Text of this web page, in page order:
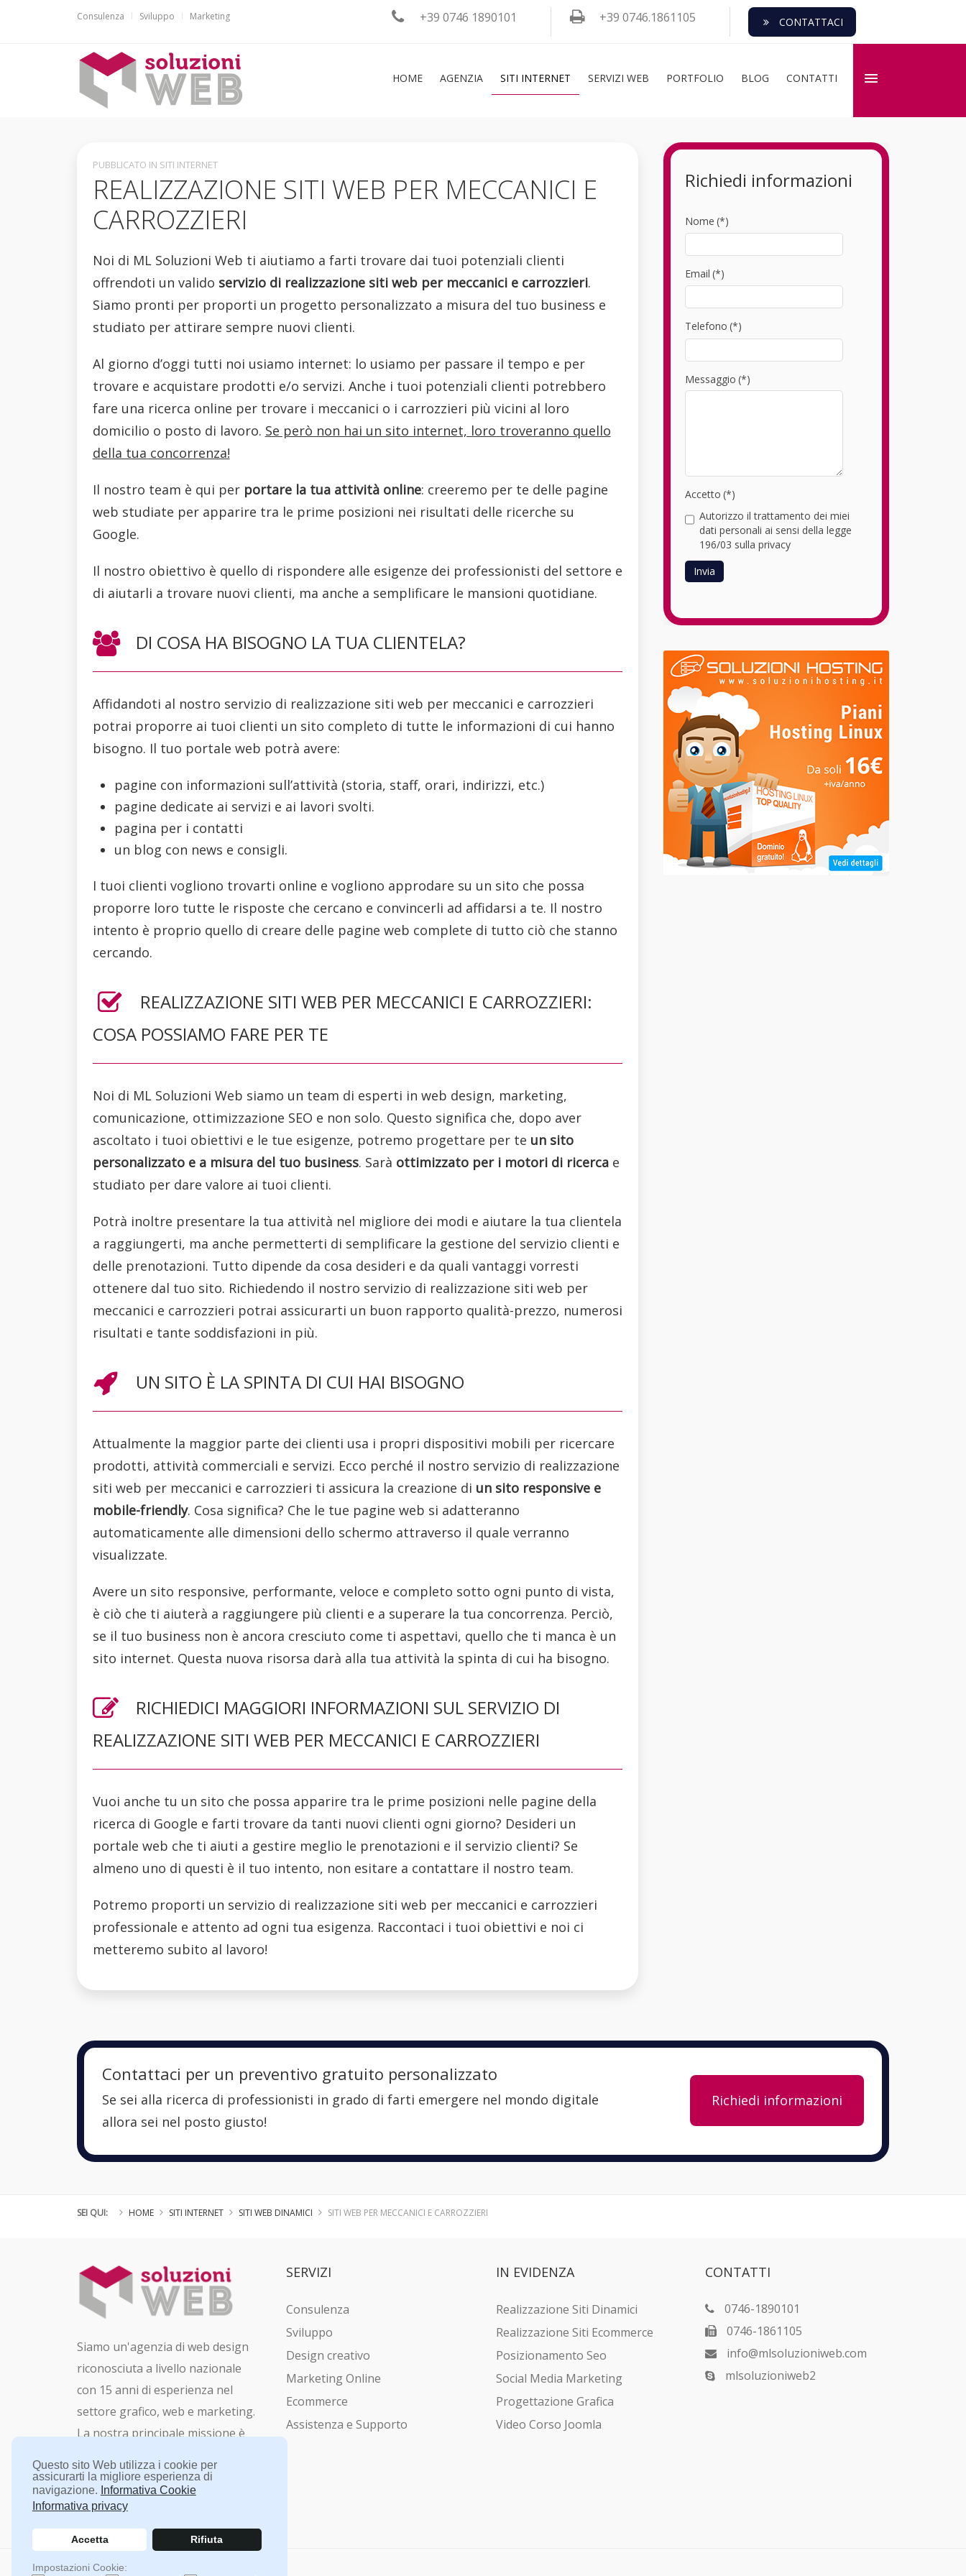
Questo sito Web utilizza i cookie per
assicurarti la migliore esperienza di
navigazione. Informativa Cookie
Informativa privacy
Accetta Rifiuta
Impostazioni Cookie:
Consulenza Sviluppo Marketing +39 0746 1890101 +39 0746.1861105 CONTATTACI
HOME AGENZIA SITI INTERNET SERVIZI WEB PORTFOLIO BLOG CONTATTI
PUBBLICATO IN SITI INTERNET
REALIZZAZIONE SITI WEB PER MECCANICI E
CARROZZIERI
Noi di ML Soluzioni Web ti aiutiamo a farti trovare dai tuoi potenziali clienti
offrendoti un valido servizio di realizzazione siti web per meccanici e carrozzieri.
Siamo pronti per proporti un progetto personalizzato a misura del tuo business e
studiato per attirare sempre nuovi clienti.
Al giorno d’oggi tutti noi usiamo internet: lo usiamo per passare il tempo e per
trovare e acquistare prodotti e/o servizi. Anche i tuoi potenziali clienti potrebbero
fare una ricerca online per trovare i meccanici o i carrozzieri più vicini al loro
domicilio o posto di lavoro. Se però non hai un sito internet, loro troveranno quello
della tua concorrenza!
Il nostro team è qui per portare la tua attività online: creeremo per te delle pagine
web studiate per apparire tra le prime posizioni nei risultati delle ricerche su
Google.
Il nostro obiettivo è quello di rispondere alle esigenze dei professionisti del settore e
di aiutarli a trovare nuovi clienti, ma anche a semplificare le mansioni quotidiane.
DI COSA HA BISOGNO LA TUA CLIENTELA?
Affidandoti al nostro servizio di realizzazione siti web per meccanici e carrozzieri
potrai proporre ai tuoi clienti un sito completo di tutte le informazioni di cui hanno
bisogno. Il tuo portale web potrà avere:
pagine con informazioni sull’attività (storia, staff, orari, indirizzi, etc.)
pagine dedicate ai servizi e ai lavori svolti.
pagina per i contatti
un blog con news e consigli.
I tuoi clienti vogliono trovarti online e vogliono approdare su un sito che possa
proporre loro tutte le risposte che cercano e convincerli ad affidarsi a te. Il nostro
intento è proprio quello di creare delle pagine web complete di tutto ciò che stanno
cercando.
REALIZZAZIONE SITI WEB PER MECCANICI E CARROZZIERI:
COSA POSSIAMO FARE PER TE
Noi di ML Soluzioni Web siamo un team di esperti in web design, marketing,
comunicazione, ottimizzazione SEO e non solo. Questo significa che, dopo aver
ascoltato i tuoi obiettivi e le tue esigenze, potremo progettare per te un sito
personalizzato e a misura del tuo business. Sarà ottimizzato per i motori di ricercae
studiato per dare valore ai tuoi clienti.
Potrà inoltre presentare la tua attività nel migliore dei modi e aiutare la tua clientela
a raggiungerti, ma anche permetterti di semplificare la gestione del servizio clienti e
delle prenotazioni. Tutto dipende da cosa desideri e da quali vantaggi vorresti
ottenere dal tuo sito. Richiedendo il nostro servizio di realizzazione siti web per
meccanici e carrozzieri potrai assicurarti un buon rapporto qualità-prezzo, numerosi
risultati e tante soddisfazioni in più.
UN SITO È LA SPINTA DI CUI HAI BISOGNO
Attualmente la maggior parte dei clienti usa i propri dispositivi mobili per ricercare
prodotti, attività commerciali e servizi. Ecco perché il nostro servizio di realizzazione
siti web per meccanici e carrozzieri ti assicura la creazione di un sito responsive e
mobile-friendly. Cosa significa? Che le tue pagine web si adatteranno
automaticamente alle dimensioni dello schermo attraverso il quale verranno
visualizzate.
Avere un sito responsive, performante, veloce e completo sotto ogni punto di vista,
è ciò che ti aiuterà a raggiungere più clienti e a superare la tua concorrenza. Perciò,
se il tuo business non è ancora cresciuto come ti aspettavi, quello che ti manca è un
sito internet. Questa nuova risorsa darà alla tua attività la spinta di cui ha bisogno.
RICHIEDICI MAGGIORI INFORMAZIONI SUL SERVIZIO DI
REALIZZAZIONE SITI WEB PER MECCANICI E CARROZZIERI
Vuoi anche tu un sito che possa apparire tra le prime posizioni nelle pagine della
ricerca di Google e farti trovare da tanti nuovi clienti ogni giorno? Desideri un
portale web che ti aiuti a gestire meglio le prenotazioni e il servizio clienti? Se
almeno uno di questi è il tuo intento, non esitare a contattare il nostro team.
Potremo proporti un servizio di realizzazione siti web per meccanici e carrozzieri
professionale e attento ad ogni tua esigenza. Raccontaci i tuoi obiettivi e noi ci
metteremo subito al lavoro!
Richiedi informazioni
Nome (*)
Email (*)
Telefono (*)
Messaggio (*)
Accetto (*)
Autorizzo il trattamento dei miei
dati personali ai sensi della legge
196/03 sulla privacy
Richiedi informazioni
Contattaci per un preventivo gratuito personalizzato
Se sei alla ricerca di professionisti in grado di farti emergere nel mondo digitale
allora sei nel posto giusto!
SEI QUI: HOME SITI INTERNET SITI WEB DINAMICI SITI WEB PER MECCANICI E CARROZZIERI
Siamo un'agenzia di web design
riconosciuta a livello nazionale
con 15 anni di esperienza nel
settore grafico, web e marketing.
La nostra principale missione è
soluzioni digitaliper aiutare le
imprese a crescere on-line.
SERVIZI
Consulenza
Sviluppo
Design creativo
Marketing Online
Ecommerce
Assistenza e Supporto
IN EVIDENZA
Realizzazione Siti Dinamici
Realizzazione Siti Ecommerce
Posizionamento Seo
Social Media Marketing
Progettazione Grafica
Video Corso Joomla
CONTATTI
0746-1890101
0746-1861105
info@mlsoluzioniweb.com
mlsoluzioniweb2